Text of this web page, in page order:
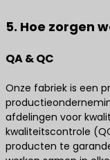
5. Hoe zorgen
QA & QC
Onze fabriek is een
afdelingen voor
kwaliteitscontrole
producten te